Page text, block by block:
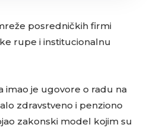
posredničkih firmi
rupe i institucionalnu
imao je ugovore o radu na
zdravstveno i penziono
zakonski model kojim su